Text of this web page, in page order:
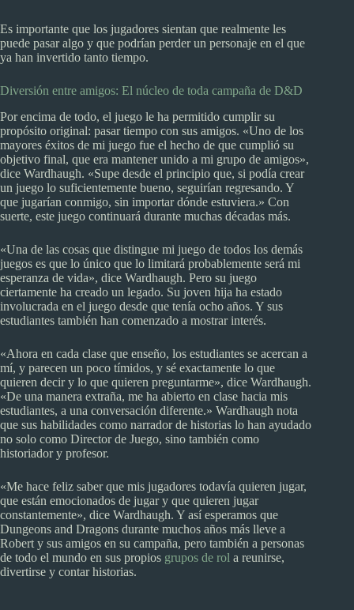
Es importante que los jugadores sientan que realmente les
puede pasar algo y que podrían perder un personaje en el que
ya han invertido tanto tiempo.
Diversión entre amigos: El núcleo de toda campaña de D&D
Por encima de todo, el juego le ha permitido cumplir su
propósito original: pasar tiempo con sus amigos. «Uno de los
mayores éxitos de mi juego fue el hecho de que cumplió su
objetivo final, que era mantener unido a mi grupo de amigos»,
dice Wardhaugh. «Supe desde el principio que, si podía crear
un juego lo suficientemente bueno, seguirían regresando. Y
que jugarían conmigo, sin importar dónde estuviera.» Con
suerte, este juego continuará durante muchas décadas más.
«Una de las cosas que distingue mi juego de todos los demás
juegos es que lo único que lo limitará probablemente será mi
esperanza de vida», dice Wardhaugh. Pero su juego
ciertamente ha creado un legado. Su joven hija ha estado
involucrada en el juego desde que tenía ocho años. Y sus
estudiantes también han comenzado a mostrar interés.
«Ahora en cada clase que enseño, los estudiantes se acercan a
mí, y parecen un poco tímidos, y sé exactamente lo que
quieren decir y lo que quieren preguntarme», dice Wardhaugh.
«De una manera extraña, me ha abierto en clase hacia mis
estudiantes, a una conversación diferente.» Wardhaugh nota
que sus habilidades como narrador de historias lo han ayudado
no solo como Director de Juego, sino también como
historiador y profesor.
«Me hace feliz saber que mis jugadores todavía quieren jugar,
que están emocionados de jugar y que quieren jugar
constantemente», dice Wardhaugh. Y así esperamos que
Dungeons and Dragons durante muchos años más lleve a
Robert y sus amigos en su campaña, pero también a personas
de todo el mundo en sus propios grupos de rol a reunirse,
divertirse y contar historias.